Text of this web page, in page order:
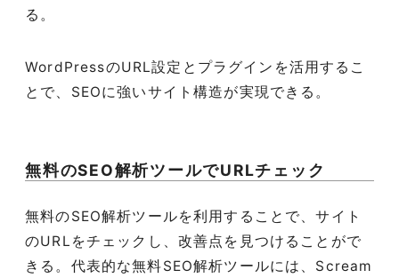
る。
WordPressのURL設定とプラグインを活用するこ
とで、SEOに強いサイト構造が実現できる。
無料のSEO解析ツールでURLチェック
無料のSEO解析ツールを利用することで、サイト
のURLをチェックし、改善点を見つけることがで
きる。代表的な無料SEO解析ツールには、Scream